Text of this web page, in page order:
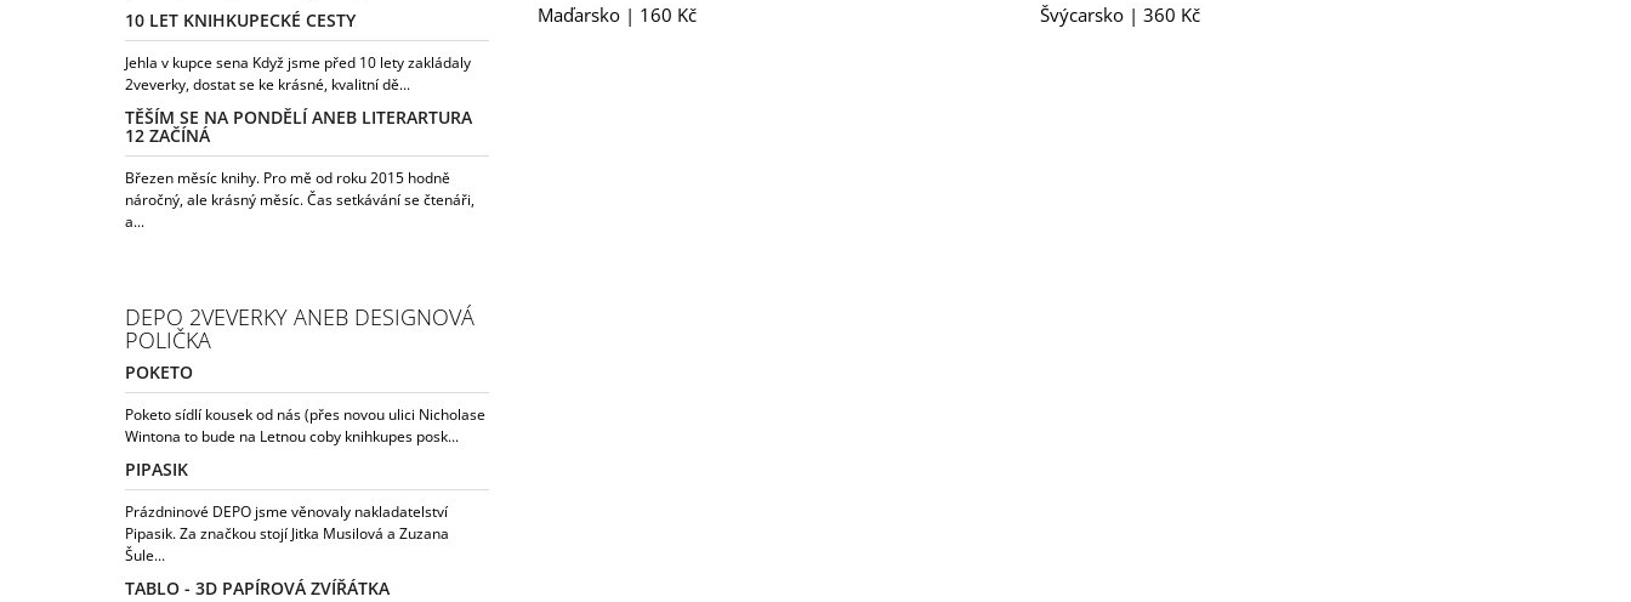
10 LET KNIHKUPECKÉ CESTY
Jehla v kupce sena Když jsme před 10 lety zakládaly
2veverky, dostat se ke krásné, kvalitní dě...
TĚŠÍM SE NA PONDĚLÍ ANEB LITERARTURA
12 ZAČÍNÁ
Březen měsíc knihy. Pro mě od roku 2015 hodně
náročný, ale krásný měsíc. Čas setkávání se čtenáři,
a...
DEPO 2VEVERKY ANEB DESIGNOVÁ
POLIČKA
POKETO
Poketo sídlí kousek od nás (přes novou ulici Nicholase
Wintona to bude na Letnou coby knihkupes posk...
PIPASIK
Prázdninové DEPO jsme věnovaly nakladatelství
Pipasik. Za značkou stojí Jitka Musilová a Zuzana
Šule...
TABLO - 3D PAPÍROVÁ ZVÍŘÁTKA
Maďarsko | 160 Kč
Švýcarsko | 360 Kč